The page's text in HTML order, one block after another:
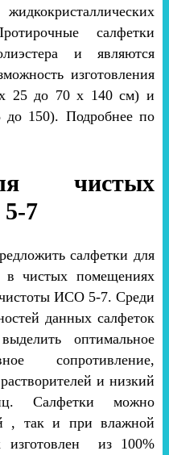
салфетки
и являются
изготовления
х 25 до 70 х 140 см) и
до 150). Подробнее по
чистых
7
салфетки для
в чистых помещениях
чистоты ИСО 5-7. Среди
данных салфеток
оптимальное
сопротивление,
и низкий
Салфетки можно
, так и при влажной
изготовлен из 100%